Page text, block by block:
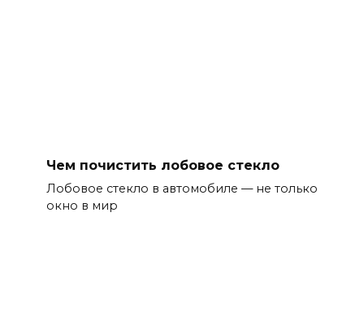
Чем почистить лобовое стекло
Лобовое стекло в автомобиле — не только
окно в мир